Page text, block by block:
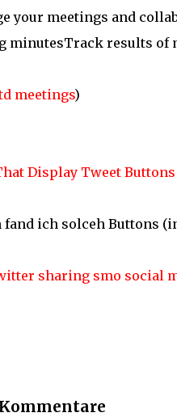
your meetings and
minutesTrack results of
meetings)
Display Tweet
fand ich solceh Buttons
sharing smo social